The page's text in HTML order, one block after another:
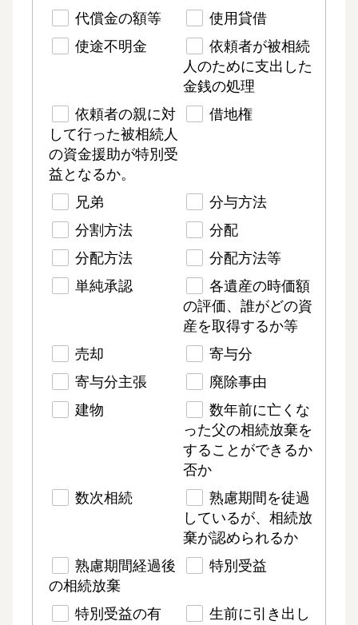
代償金の額等
使用貸借
使途不明金
依頼者が被相続
人のために支出した
金銭の処理
依頼者の親に対
して行った被相続人
の資金援助が特別受
益となるか。
借地権
兄弟
分与方法
分割方法
分配
分配方法
分配方法等
単純承認
各遺産の時価額
の評価、誰がどの資
産を取得するか等
売却
寄与分
寄与分主張
廃除事由
建物
数年前に亡くな
った父の相続放棄を
することができるか
否か
数次相続
熟慮期間を徒過
しているが、相続放
棄が認められるか
熟慮期間経過後
の相続放棄
特別受益
特別受益の有
生前に引き出し